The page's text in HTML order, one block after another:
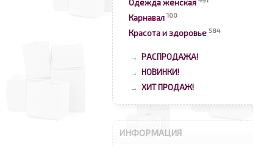
Одежда женская
Карнавал 100
Красота и здоровье 584
→ РАСПРОДАЖА!
→ НОВИНКИ!
→ ХИТ ПРОДАЖ!
ИНФОРМАЦИЯ